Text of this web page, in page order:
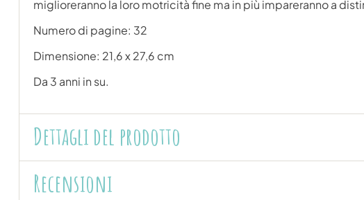
miglioreranno la loro motricità fine ma in più impareranno a
Numero di pagine: 32
Dimensione: 21,6 x 27,6 cm
Da 3 anni in su.
Dettagli del prodotto
Recensioni